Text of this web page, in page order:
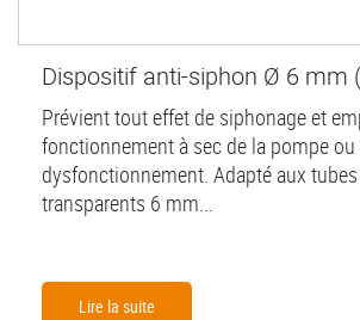
Dispositif anti-siphon Ø 6 mm
Prévient tout effet de siphonage et
fonctionnement à sec de la pompe ou
dysfonctionnement. Adapté aux
transparents 6 mm...
Lire la suite